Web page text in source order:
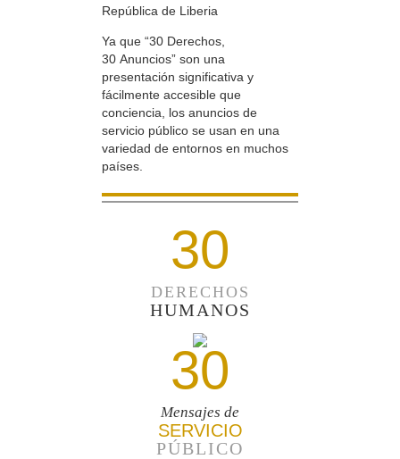
República de Liberia
Ya que “30 Derechos,
30 Anuncios” son una
presentación significativa y
fácilmente accesible que
conciencia, los anuncios de
servicio público se usan en una
variedad de entornos en muchos
países.
30
DERECHOS
HUMANOS
30
Mensajes de
SERVICIO
PÚBLICO